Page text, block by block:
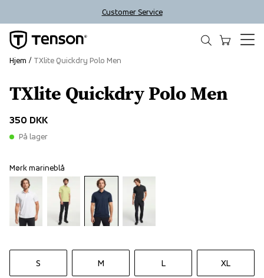
Customer Service
TXlite Quickdry Polo Men
350 DKK
På lager
Mørk marineblå
S M L XL
Hjem TXlite Quickdry Polo Men